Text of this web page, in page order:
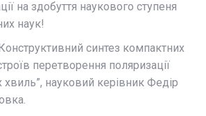
на здобуття наукового ступеня
наук!
синтез компактних
перетворення поляризації
хвиль”, науковий керівник Федір